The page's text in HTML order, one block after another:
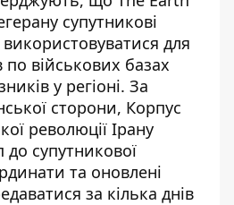
супутникові
для
по військових базах
у регіоні. За
сторони, Корпус
революції Ірану
до супутникової
та оновлені
за кілька днів